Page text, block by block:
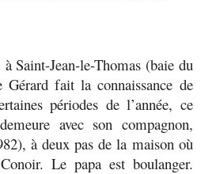
à Saint-Jean-le-Thomas (baie du
fait la connaissance de
périodes de l’année, ce
avec son compagnon,
à deux pas de la maison où
Le papa est boulanger.